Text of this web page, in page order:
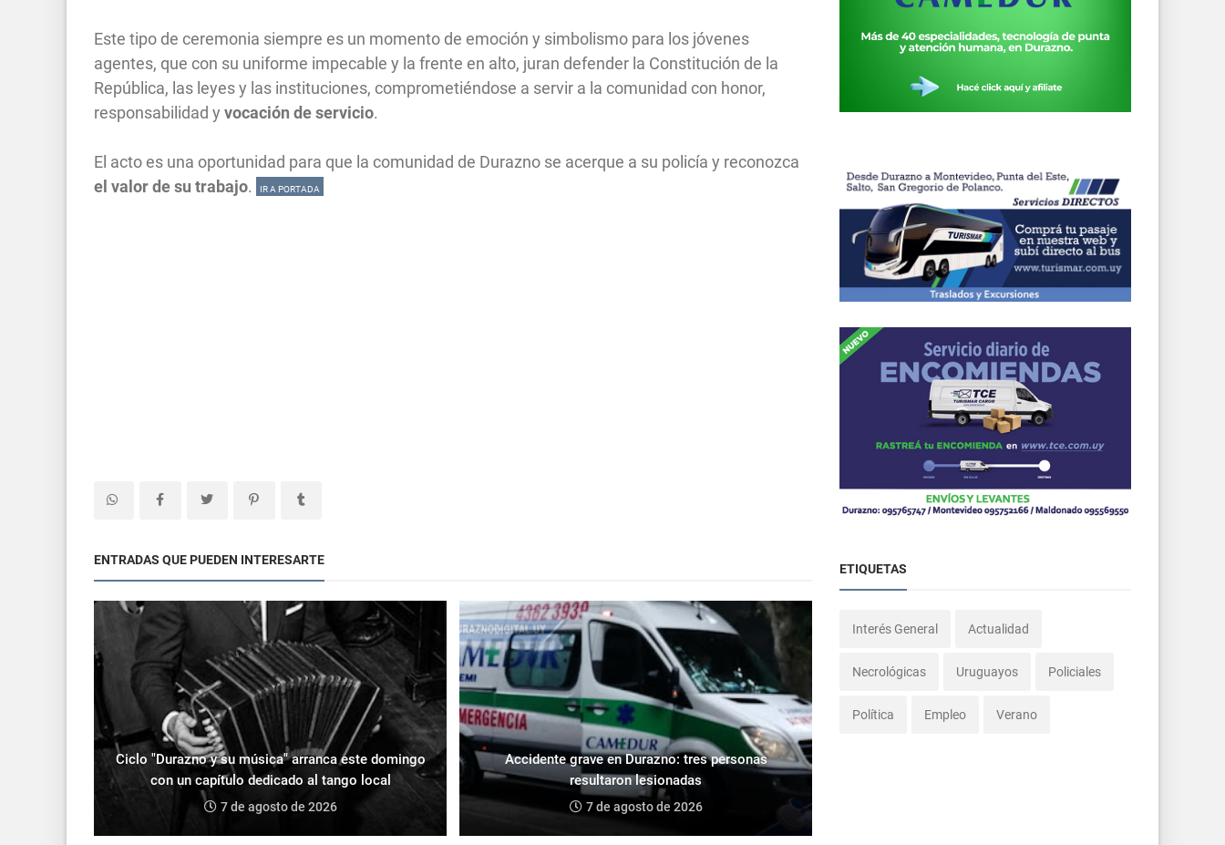
Este tipo de ceremonia siempre es un momento de emoción y simbolismo para los jóvenes
agentes, que con su uniforme impecable y la frente en alto, juran defender la Constitución de la
República, las leyes y las instituciones, comprometiéndose a servir a la comunidad con honor,
responsabilidad y vocación de servicio.
El acto es una oportunidad para que la comunidad de Durazno se acerque a su policía y reconozca
el valor de su trabajo. IR A PORTADA
ENTRADAS QUE PUEDEN INTERESARTE
Ciclo "Durazno y su música" arranca este domingo
con un capítulo dedicado al tango local
7 de agosto de 2026
Accidente grave en Durazno: tres personas
resultaron lesionadas
7 de agosto de 2026
ETIQUETAS
Interés General Actualidad
Necrológicas Uruguayos Policiales
Política Empleo Verano